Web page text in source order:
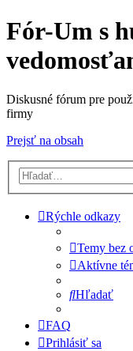
Fór-Um s
Diskusné fórum pre
firmy
Prejsť na obsah
Rýchle odkazy
Temy bez
Aktívne
Hľadať
FAQ
Prihlásiť sa